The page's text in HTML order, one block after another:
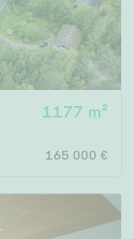
1177 m²
165 000 €